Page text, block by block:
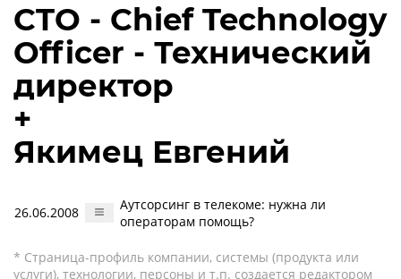
CTO - Chief Technology
Officer - Технический
директор
+
Якимец Евгений
26.06.2008
Аутсорсинг в телекоме: нужна ли
операторам помощь?
* Страница-профиль компании, системы (продукта или
услуги), технологии, персоны и т.п. создается редактором